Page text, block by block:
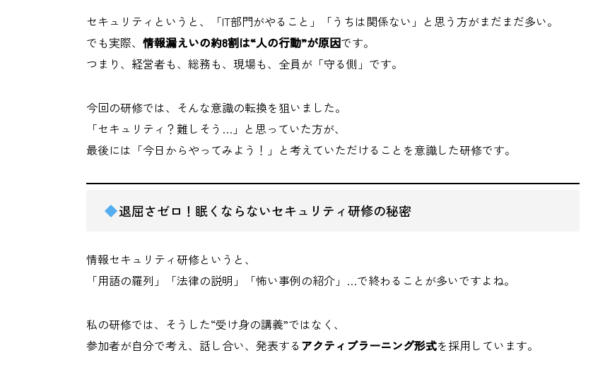
セキュリティというと、「IT部門がやること」「うちは関係ない」と思う方がまだまだ多い。
でも実際、 情報漏えいの約8割は“人の行動”が原因です。
つまり、経営者も、総務も、現場も、全員が「守る側」です。
今回の研修では、そんな意識の転換を狙いました。
「セキュリティ？難しそう…」と思っていた方が、
最後には「今日からやってみよう！」と考えていただけることを意識した研修です。
退屈さゼロ！眠くならないセキュリティ研修の秘密
情報セキュリティ研修というと、
「用語の羅列」「法律の説明」「怖い事例の紹介」…で終わることが多いですよね。
私の研修では、そうした“受け身の講義”ではなく、
参加者が自分で考え、話し合い、発表するアクティブラーニング形式を採用しています。